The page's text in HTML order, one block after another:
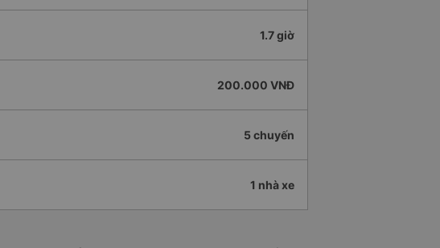
1.7 giờ
200.000 VNĐ
5 chuyến
1 nhà xe